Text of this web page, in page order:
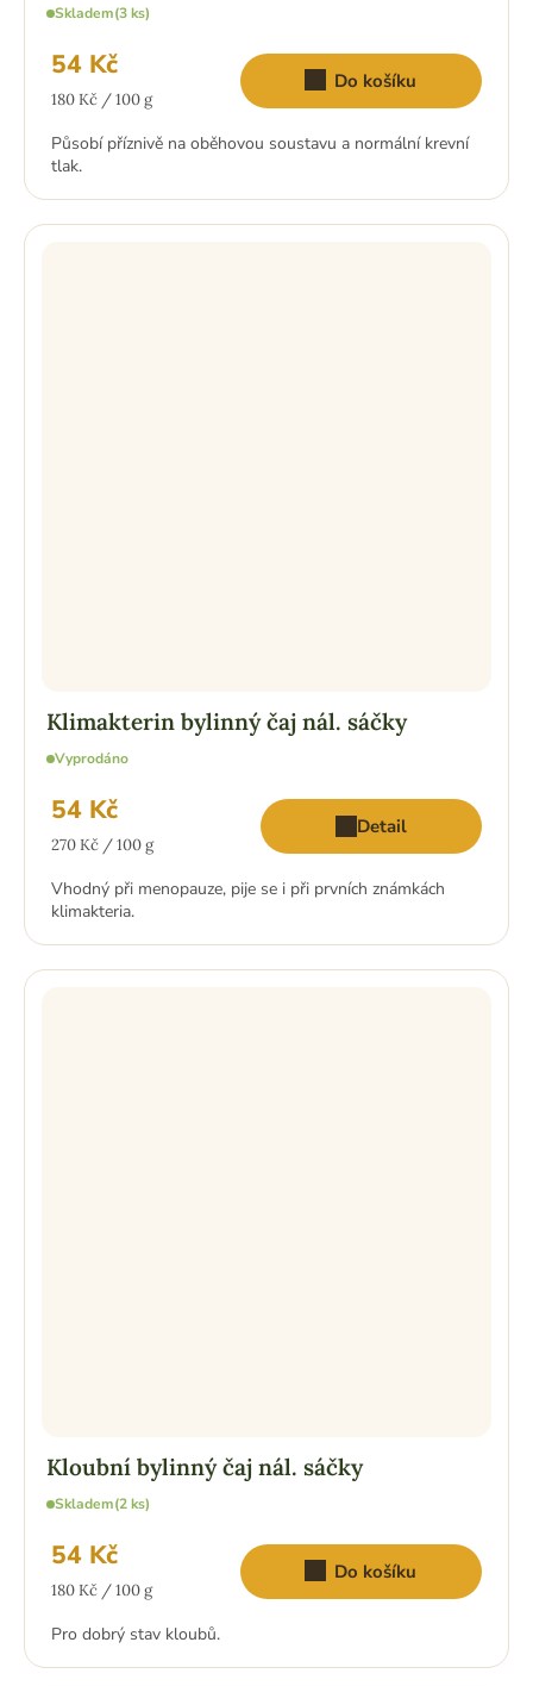
Skladem(3 ks)
54 Kč
Měrná
180 Kč / 100 g
Do košíku
Působí příznivě na oběhovou soustavu a normální krevní
tlak.
Klimakterin bylinný čaj nál. sáčky
Vyprodáno
54 Kč
Měrná
270 Kč / 100 g
Detail
Vhodný při menopauze, pije se i při prvních známkách
klimakteria.
Kloubní bylinný čaj nál. sáčky
Skladem(2 ks)
54 Kč
Měrná
180 Kč / 100 g
Do košíku
Pro dobrý stav kloubů.